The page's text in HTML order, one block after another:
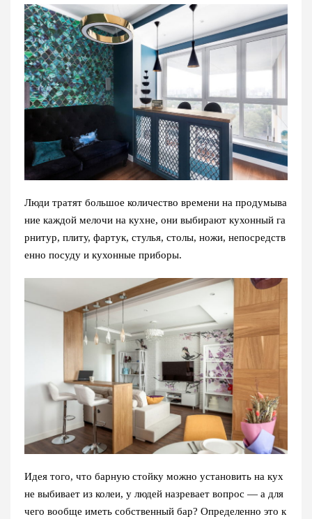
Люди тратят большое количество времени на продумыва
ние каждой мелочи на кухне, они выбирают кухонный га
рнитур, плиту, фартук, стулья, столы, ножи, непосредств
енно посуду и кухонные приборы.
Идея того, что барную стойку можно установить на кух
не выбивает из колеи, у людей назревает вопрос — а для
чего вообще иметь собственный бар? Определенно это к